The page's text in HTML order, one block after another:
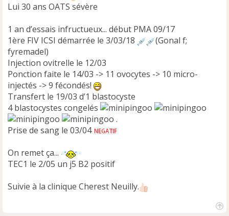
Lui 30 ans OATS sévère
1 an d’essais infructueux... début PMA 09/17
1ère FIV ICSI démarrée le 3/03/18
(Gonal f;
fyremadel)
Injection ovitrelle le 12/03
Ponction faite le 14/03 -> 11 ovocytes -> 10 micro-
injectés -> 9 fécondés!
Transfert le 19/03 d’1 blastocyste
4 blastocystes congelés
.
Prise de sang le 03/04
On remet ça...
TEC1 le 2/05 un j5 B2 positif
Suivie à la clinique Cherest Neuilly.